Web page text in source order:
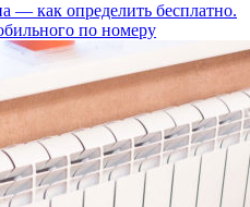
— как определить бесплатно.
по номеру